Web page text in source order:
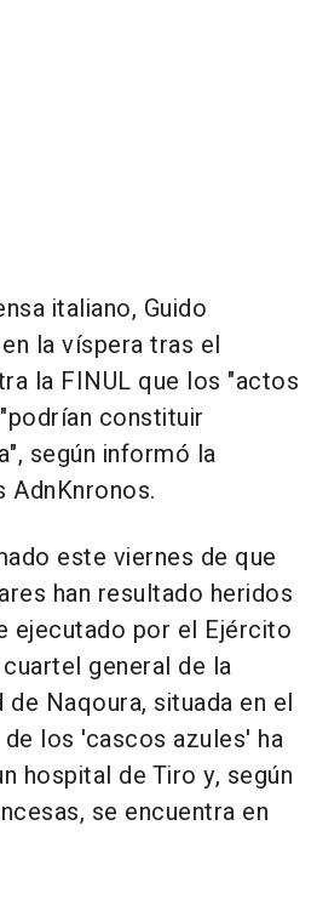
italiano, Guido
la víspera tras el
la FINUL que los "actos
constituir
según informó la
AdnKnronos.
este viernes de que
han resultado heridos
ejecutado por el Ejército
general de la
Naqoura, situada en el
los 'cascos azules' ha
hospital de Tiro y, según
se encuentra en